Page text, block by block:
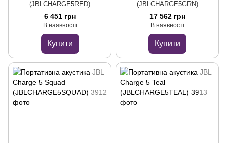
(JBLCHARGE5RED)
6 451 грн
В наявності
Купити
(JBLCHARGE5GRN)
17 562 грн
В наявності
Купити